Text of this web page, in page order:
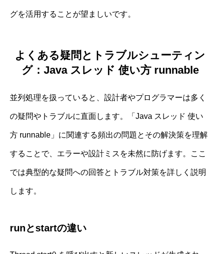
グを活用することが望ましいです。
よくある疑問とトラブルシューティン
グ：Java スレッド 使い方 runnable
並列処理を扱っていると、設計者やプログラマーは多く
の疑問やトラブルに直面します。「Java スレッド 使い
方 runnable」に関連する頻出の問題とその解決策を理解
することで、エラーや設計ミスを未然に防げます。ここ
では典型的な疑問への回答とトラブル対策を詳しく説明
します。
runとstartの違い